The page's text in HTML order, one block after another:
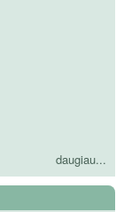
daugiau...